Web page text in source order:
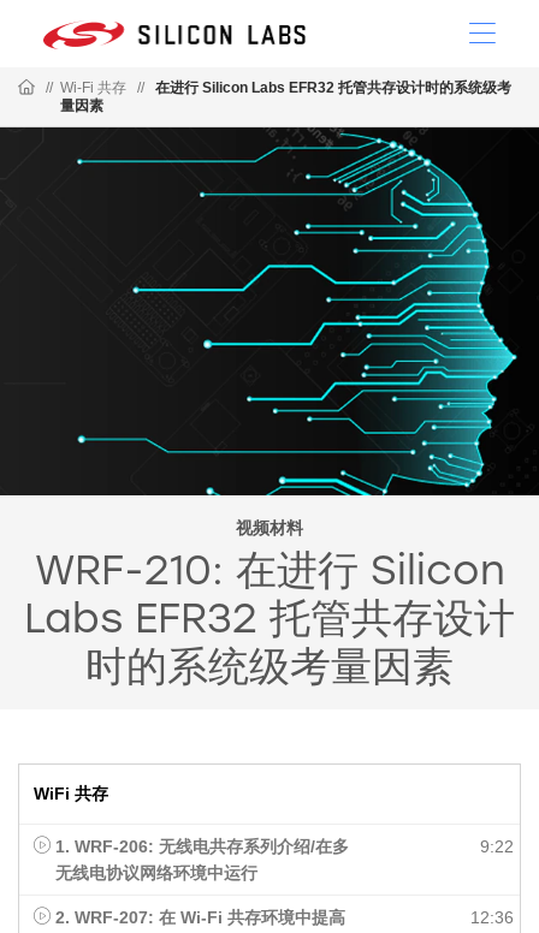
// Wi-Fi 共存 //
在进行 Silicon Labs EFR32 托管共存设计时的系统级考
量因素
视频材料
WRF-210: 在进行 Silicon
Labs EFR32 托管共存设计
时的系统级考量因素
WiFi 共存
1. WRF-206: 无线电共存系列介绍/在多
无线电协议网络环境中运行
9:22
2. WRF-207: 在 Wi-Fi 共存环境中提高
12:36